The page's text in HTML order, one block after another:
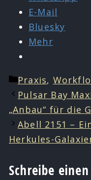
E-Mail
Bluesky
Mehr
Kategorien
Praxis,
Pulsar Bay
„Anbau“ für die
Abell 2151 –
Herkules-
Schreibe